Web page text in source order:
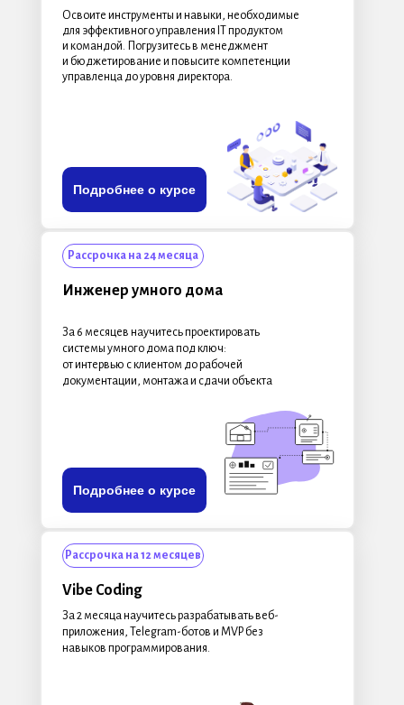
Освоите инструменты и навыки, необходимые
для эффективного управления IT продуктом
и командой. Погрузитесь в менеджмент
и бюджетирование и повысите компетенции
управленца до уровня директора.
Подробнее о курсе
Инженер умного дома
За 6 месяцев научитесь проектировать
системы умного дома под ключ:
от интервью с клиентом до рабочей
документации, монтажа и сдачи объекта
Рассрочка на 24 месяца
Подробнее о курсе
Vibe Coding
За 2 месяца научитесь разрабатывать веб-
приложения, Telegram-ботов и MVP без
навыков программирования.
Рассрочка на 12 месяцев